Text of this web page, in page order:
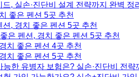
, 실손·진단비 설계 전략까지 완벽 정
좋은 펜션 5곳 추천
, 경치 좋은 펜션 5곳 추천
은 펜션, 경치 좋은 펜션 5곳 추천
치 좋은 펜션 4곳 추천
치 좋은 펜션 5곳 추천
한 유병자 보험은? 실손·진단비 전략